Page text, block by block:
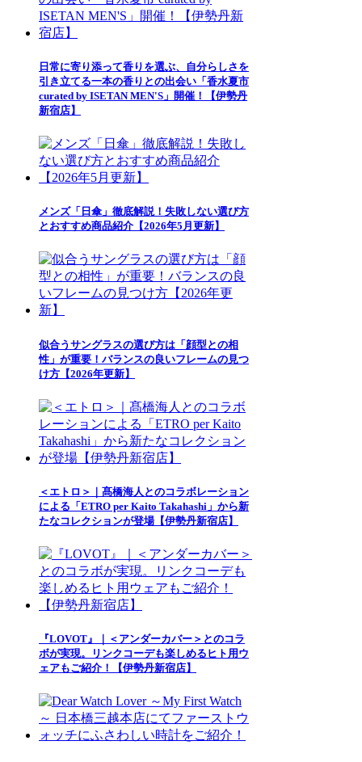
日常に寄り添って香りを選ぶ、自分らしさを
引き立てる一本の香りとの出会い「香水夏市
curated by ISETAN MEN'S」開催！【伊勢丹
新宿店】
メンズ「日傘」徹底解説！失敗しない選び方
とおすすめ商品紹介【2026年5月更新】
似合うサングラスの選び方は「顔型との相
性」が重要！バランスの良いフレームの見つ
け方【2026年更新】
＜エトロ＞｜髙橋海人とのコラボレーション
による「ETRO per Kaito Takahashi」から新
たなコレクションが登場【伊勢丹新宿店】
『LOVOT』｜＜アンダーカバー＞とのコラ
ボが実現。リンクコーデも楽しめるヒト用ウ
ェアもご紹介！【伊勢丹新宿店】